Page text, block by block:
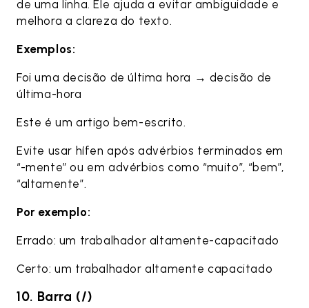
de uma linha. Ele ajuda a evitar ambiguidade e
melhora a clareza do texto.
Exemplos:
Foi uma decisão de última hora → decisão de
última-hora
Este é um artigo bem-escrito.
Evite usar hífen após advérbios terminados em
“-mente” ou em advérbios como “muito”, “bem”,
“altamente”.
Por exemplo:
Errado: um trabalhador altamente-capacitado
Certo: um trabalhador altamente capacitado
10. Barra (/)